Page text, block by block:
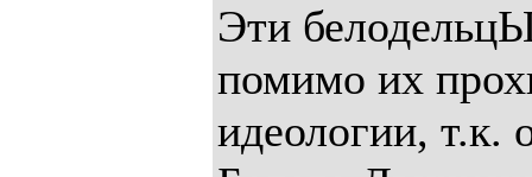
Эти
помимо их
идеологии, т.к.